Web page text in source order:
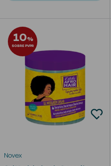
Solares
Refirmantes
Desodorizantes
Esfoliantes
Corporais
10%
SOBRE PVPR
Novex